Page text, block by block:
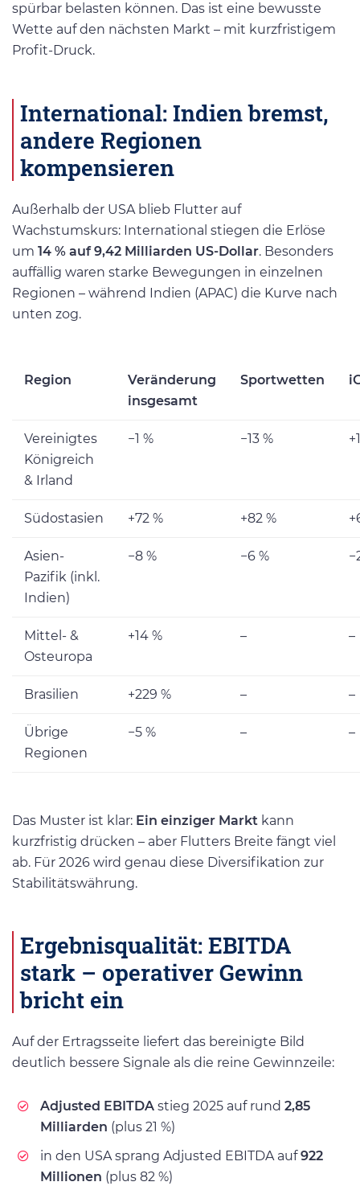
spürbar belasten können. Das ist eine bewusste
Wette auf den nächsten Markt – mit kurzfristigem
Profit-Druck.
International: Indien bremst,
andere Regionen
kompensieren
Außerhalb der USA blieb Flutter auf
Wachstumskurs: International stiegen die Erlöse
um 14 % auf 9,42 Milliarden US-Dollar. Besonders
auffällig waren starke Bewegungen in einzelnen
Regionen – während Indien (APAC) die Kurve nach
unten zog.
Region
Veränderung
insgesamt
Sportwetten
Vereinigtes
Königreich
& Irland
−1 % −13 %
Südostasien +72 % +82 %
Asien-
Pazifik (inkl.
Indien)
−8 % −6 %
Mittel- &
Osteuropa
+14 % – –
Brasilien +229 % – –
Übrige
Regionen
−5 % – –
Das Muster ist klar: Ein einziger Markt kann
kurzfristig drücken – aber Flutters Breite fängt viel
ab. Für 2026 wird genau diese Diversifikation zur
Stabilitätswährung.
Ergebnisqualität: EBITDA
stark – operativer Gewinn
bricht ein
Auf der Ertragsseite liefert das bereinigte Bild
deutlich bessere Signale als die reine Gewinnzeile:
Adjusted EBITDA stieg 2025 auf rund 2,85
Milliarden (plus 21 %)
in den USA sprang Adjusted EBITDA auf922
Millionen (plus 82 %)